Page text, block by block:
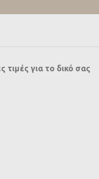
τιμές για το δικό σας